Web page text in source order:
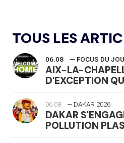
TOUS LES
06.08 — FOCUS DU
AIX-LA-
D'EXCEPTION
06.08 — DAKAR 2026
DAKAR
POLLUTION